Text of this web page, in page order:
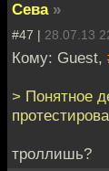
Сева »
#47 | 28.07.13
Кому: Guest,
> Понятное
троллишь?